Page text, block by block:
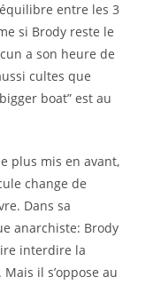
entre les 3
si Brody reste le
a son heure de
cultes que
boat” est au
plus mis en avant,
change de
Dans sa
anarchiste: Brody
interdire la
il s’oppose au